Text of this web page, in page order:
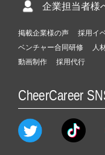
企業担当者様
掲載企業様の声 採用イ
ベンチャー合同研修
人
動画制作
採用代行
CheerCareer